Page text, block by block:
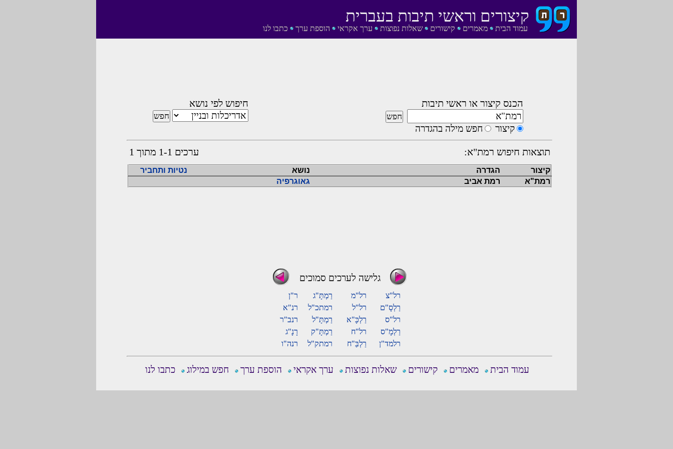
עמוד הבית מאמרים קישורים שאלות נפוצות ערך אקראי הוספת ערך כתבו לנו
קיצורים וראשי תיבות בעברית
הכנס קיצור או ראשי תיבות
קיצור חפש מילה בהגדרה
חיפוש לפי נושא
תוצאות חיפוש רמת"א: ערכים 1-1 מתוך 1
קיצור הגדרה נושא
נטיות ותחביר
רמת"א
רמת אביב גאוגרפיה
גלישה לערכים סמוכים
רל"צ רל"מ רַמְתָּ"ג
ר"ן
רַלְסָ"ם
רל"ל רמתכ"ל
רנ"א
רל"ס
רַלְכָּ"א רַמְתָּ"ל
רנב"ר
רַלְמָ"ס
רל"ח רַמְתָּ"ק
רָנָ"ג
רלמד"ן
רַלְבַּ"ח רמתק"ל רנה"ו
עמוד הבית מאמרים קישורים שאלות נפוצות ערך אקראי הוספת ערך חפש במילוג כתבו לנו